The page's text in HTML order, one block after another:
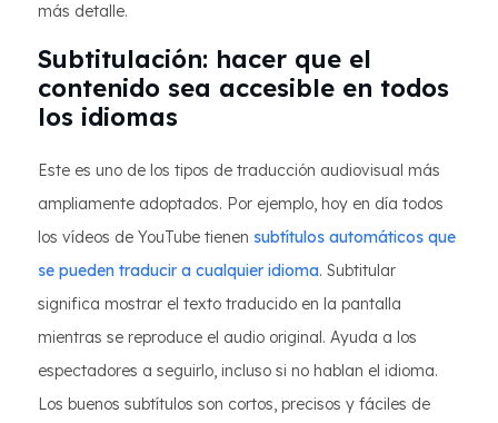
más detalle.
Subtitulación: hacer que el
contenido sea accesible en todos
los idiomas
Este es uno de los tipos de traducción audiovisual más
ampliamente adoptados. Por ejemplo, hoy en día todos
los vídeos de YouTube tienen subtítulos automáticos que
se pueden traducir a cualquier idioma. Subtitular
significa mostrar el texto traducido en la pantalla
mientras se reproduce el audio original. Ayuda a los
espectadores a seguirlo, incluso si no hablan el idioma.
Los buenos subtítulos son cortos, precisos y fáciles de